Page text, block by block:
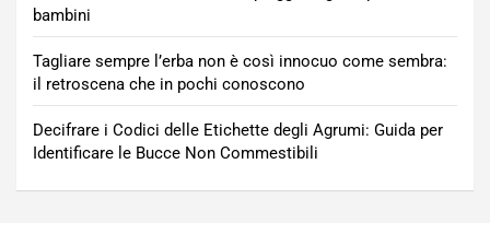
bambini
Tagliare sempre l’erba non è così innocuo come sembra:
il retroscena che in pochi conoscono
Decifrare i Codici delle Etichette degli Agrumi: Guida per
Identificare le Bucce Non Commestibili